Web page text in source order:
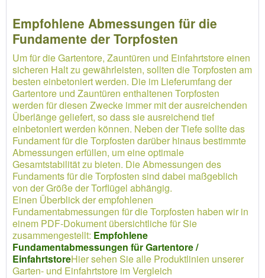
Empfohlene Abmessungen für die
Fundamente der Torpfosten
Um für die Gartentore, Zauntüren und Einfahrtstore einen
sicheren Halt zu gewährleisten, sollten die Torpfosten am
besten einbetoniert werden. Die im Lieferumfang der
Gartentore und Zauntüren enthaltenen Torpfosten
werden für diesen Zwecke immer mit der ausreichenden
Überlänge geliefert, so dass sie ausreichend tief
einbetoniert werden können. Neben der Tiefe sollte das
Fundament für die Torpfosten darüber hinaus bestimmte
Abmessungen erfüllen, um eine optimale
Gesamtstabilität zu bieten. Die Abmessungen des
Fundaments für die Torpfosten sind dabei maßgeblich
von der Größe der Torflügel abhängig.
Einen Überblick der empfohlenen
Fundamentabmessungen für die Torpfosten haben wir in
einem PDF-Dokument übersichtliche für Sie
zusammengestellt: Empfohlene
Fundamentabmessungen für Gartentore /
EinfahrtstoreHier sehen Sie alle Produktlinien unserer
Garten- und Einfahrtstore im Vergleich